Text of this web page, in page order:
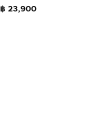
฿ 23,900